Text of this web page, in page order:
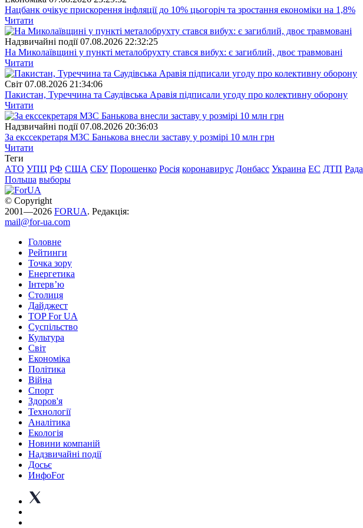
Нацбанк очікує прискорення інфляції до 10% цьогоріч та зростання економіки на 1,8%
Читати
Надзвичайні події 07.08.2026 22:32:25
На Миколаївщині у пункті металобрухту стався вибух: є загиблий, двоє травмовані
Читати
Свiт 07.08.2026 21:34:06
Пакистан, Туреччина та Саудівська Аравія підписали угоду про колективну оборону
Читати
Надзвичайні події 07.08.2026 20:36:03
За екссекретаря МЗС Банькова внесли заставу у розмірі 10 млн грн
Читати
Теги
АТО УПЦ РФ США СБУ Порошенко Росія коронавирус Донбасс Украина ЕС ДТП Рада
Польша выборы
© Copyright
2001—2026 FORUA. Редакція:
mail@for-ua.com
Головне
Рейтинги
Точка зору
Енергетика
Інтерв’ю
Столиця
Дайджест
TOP For UA
Суспiльство
Культура
Світ
Економіка
Політика
Війна
Спорт
Здоров'я
Технології
Аналітика
Екологія
Новини компаній
Надзвичайні події
Досьє
ИнфоFor